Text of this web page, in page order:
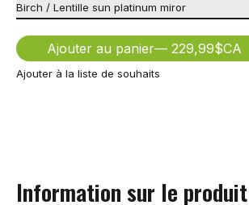
Ajouter au panier — 229,99$CA
Ajouter à la liste de souhaits
Information sur le produit